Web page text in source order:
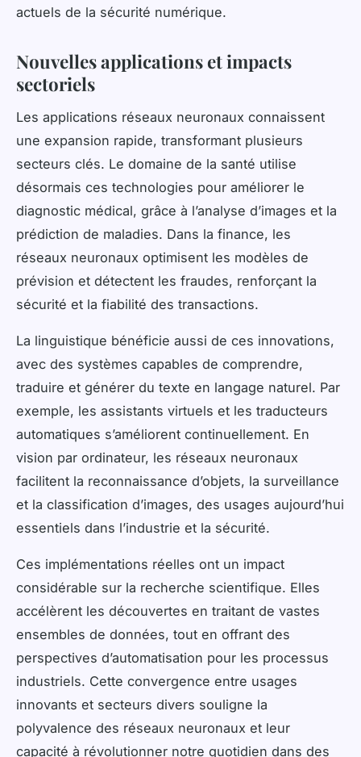
actuels de la sécurité numérique.
Nouvelles applications et impacts
sectoriels
Les applications réseaux neuronaux connaissent
une expansion rapide, transformant plusieurs
secteurs clés. Le domaine de la santé utilise
désormais ces technologies pour améliorer le
diagnostic médical, grâce à l’analyse d’images et la
prédiction de maladies. Dans la finance, les
réseaux neuronaux optimisent les modèles de
prévision et détectent les fraudes, renforçant la
sécurité et la fiabilité des transactions.
La linguistique bénéficie aussi de ces innovations,
avec des systèmes capables de comprendre,
traduire et générer du texte en langage naturel. Par
exemple, les assistants virtuels et les traducteurs
automatiques s’améliorent continuellement. En
vision par ordinateur, les réseaux neuronaux
facilitent la reconnaissance d’objets, la surveillance
et la classification d’images, des usages aujourd’hui
essentiels dans l’industrie et la sécurité.
Ces implémentations réelles ont un impact
considérable sur la recherche scientifique. Elles
accélèrent les découvertes en traitant de vastes
ensembles de données, tout en offrant des
perspectives d’automatisation pour les processus
industriels. Cette convergence entre usages
innovants et secteurs divers souligne la
polyvalence des réseaux neuronaux et leur
capacité à révolutionner notre quotidien dans des